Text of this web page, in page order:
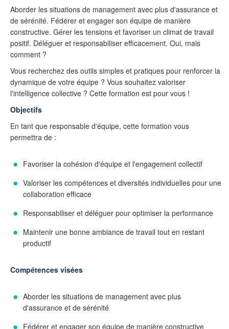
Aborder les situations de management avec plus d'assurance et
de sérénité. Fédérer et engager son équipe de manière
constructive. Gérer les tensions et favoriser un climat de travail
positif. Déléguer et responsabiliser efficacement. Oui, mais
comment ?
Vous recherchez des outils simples et pratiques pour renforcer la
dynamique de votre équipe ? Vous souhaitez valoriser
l'intelligence collective ? Cette formation est pour vous !
Objectifs
En tant que responsable d'équipe, cette formation vous
permettra de :
Favoriser la cohésion d'équipe et l'engagement collectif
Valoriser les compétences et diversités individuelles pour une
collaboration efficace
Responsabiliser et déléguer pour optimiser la performance
Maintenir une bonne ambiance de travail tout en restant
productif
Compétences visées
Aborder les situations de management avec plus
d'assurance et de sérénité
Fédérer et engager son équipe de manière constructive